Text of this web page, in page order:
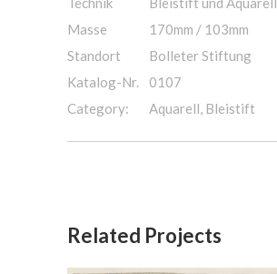
Masse
170mm / 103mm
Standort
Bolleter Stiftung
Katalog-Nr.
0107
Category:
Aquarell, Bleistift
Related Projects